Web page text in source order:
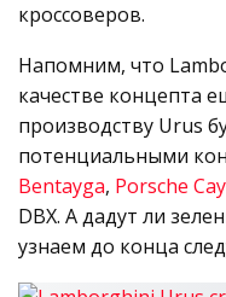
кроссоверов.
Напомним, что
качестве концепта
производству Urus
потенциальными
Bentayga, Porsche
DBX. А дадут ли
узнаем до конца